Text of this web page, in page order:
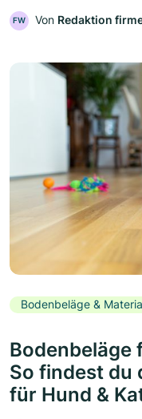
FW Von Redaktion
Bodenbeläge &
Bodenbeläge
So findest du
für Hund &